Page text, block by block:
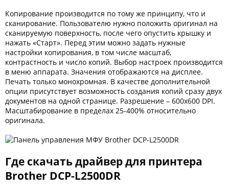
Копирование производится по тому же принципу, что и
сканирование. Пользователю нужно положить оригинал на
сканируемую поверхность, после чего опустить крышку и
нажать «Старт». Перед этим можно задать нужные
настройки копирования, в том числе масштаб,
контрастность и число копий. Выбор настроек производится
в меню аппарата. Значения отображаются на дисплее.
Печать только монохромная. В качестве дополнительной
опции присутствует возможность создания копий сразу двух
документов на одной странице. Разрешение – 600х600 DPI.
Масштабирование в пределах 25-400% относительно
оригинала.
Где скачать драйвер для принтера
Brother DCP-L2500DR